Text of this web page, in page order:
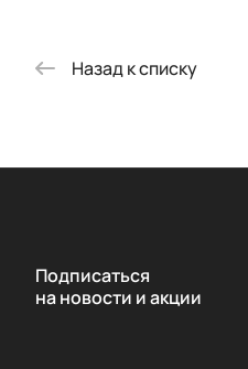
Назад к списку
Подписаться
на новости и акции